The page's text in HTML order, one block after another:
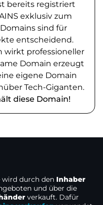
bereits registriert
exklusiv zum
sind für
entscheidend.
wirkt professioneller
Domain erzeugt
eigene Domain
Tech-Giganten.
diese Domain!
wird durch den Inhaber
und über die
verkauft. Dafür